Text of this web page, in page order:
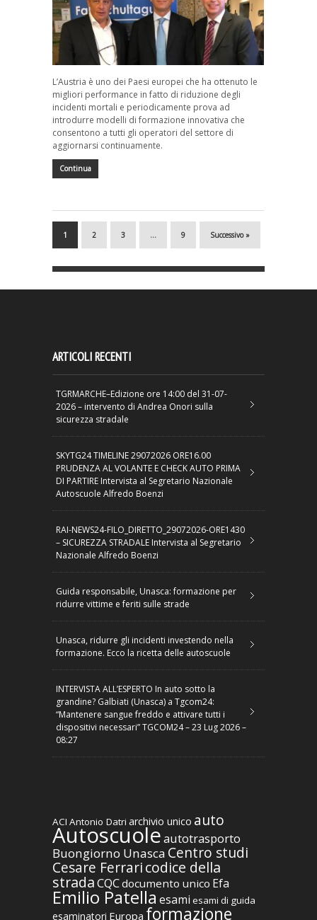
L’Austria è uno dei Paesi europei che ha ottenuto le
migliori performance in fatto di riduzione degli
incidenti mortali e periodicamente prova ad
introdurre modelli di formazione innovativa che
consentono a tutti gli operatori del settore di
aggiornarsi continuamente.
Continua
1 2 3 … 9 Successivo »
ARTICOLI RECENTI
TGRMARCHE–Edizione ore 14:00 del 31-07-
2026 – intervento di Andrea Onori sulla
sicurezza stradale
SKYTG24 TIMELINE 29072026 ORE16.00
PRUDENZA AL VOLANTE E CHECK AUTO PRIMA
DI PARTIRE Intervista al Segretario Nazionale
Autoscuole Alfredo Boenzi
RAI-NEWS24-FILO_DIRETTO_29072026-ORE1430
– SICUREZZA STRADALE Intervista al Segretario
Nazionale Alfredo Boenzi
Guida responsabile, Unasca: formazione per
ridurre vittime e feriti sulle strade
Unasca, ridurre gli incidenti investendo nella
formazione. Ecco la ricetta delle autoscuole
INTERVISTA ALL’ESPERTO In auto sotto la
grandine? Galbiati (Unasca) a Tgcom24:
“Mantenere sangue freddo e attivare tutti i
dispositivi necessari” TGCOM24 – 23 Lug 2026 –
08:27
ACI Antonio Datri archivio unico auto
Autoscuoleautotrasporto
Buongiorno Unasca Centro studi
Cesare Ferraricodice della
stradaCQCdocumento unico Efa
Emilio Patella esami esami di guida
esaminatori Europa formazione